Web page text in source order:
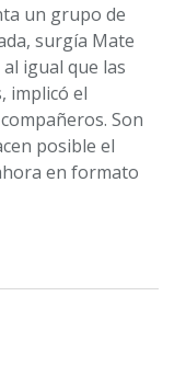
un grupo de
surgía Mate
igual que las
implicó el
Son
posible el
en formato